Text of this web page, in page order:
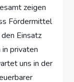
zeigen
Fördermittel
Einsatz
privaten
uns in der